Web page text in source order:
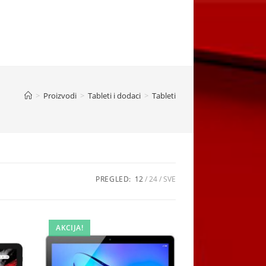
> Proizvodi > Tableti i dodaci > Tableti
PREGLED: 12 24 SVE
AKCIJA!